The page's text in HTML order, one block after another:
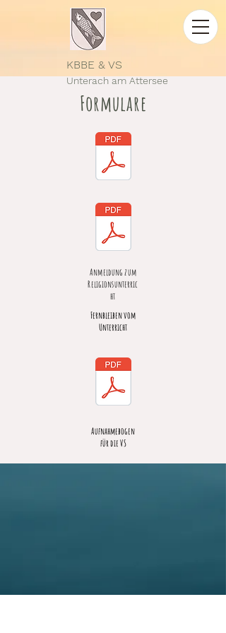
KBBE & VS
Unterach am Attersee
Formulare
Anmeldung zum
Religionsunterric
ht
Fernbleiben vom
Unterricht
Aufnahmebogen
für die VS